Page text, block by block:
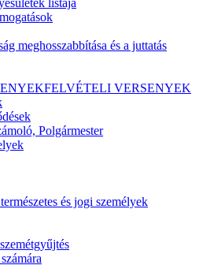
listája
meghosszabbítása és a juttatás
FELVÉTELI VERSENYEK
Polgármester
és jogi személyek